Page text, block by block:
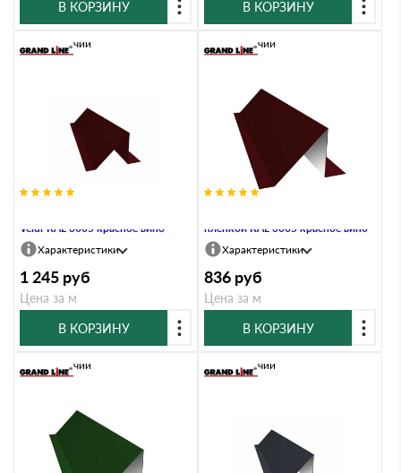
В КОРЗИНУ
В КОРЗИНУ
Velur RAL 3005 красное вино
В наличии
Характеристики
1 245 руб
Цена за м
В КОРЗИНУ
пленкой RAL 3005 красное вино
В наличии
Характеристики
836 руб
Цена за м
В КОРЗИНУ
В наличии В наличии